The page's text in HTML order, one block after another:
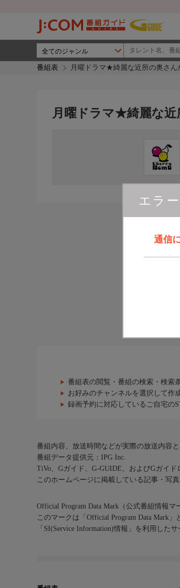
番組表 月曜ドラマ★綺麗な近所の奥さん
エラー
通信
月曜ドラマ★綺麗な近
番組表の閲覧・番組の検索・検索
お好みのチャンネルを選択して作
録画予約に対応しているご自宅の
番組内容、放送時間などが実際の放送内容
番組データ提供元：IPG Inc.
TiVo、Gガイド、G-GUIDE、およびGガイ
このホームページに掲載している記事・写
Official Program Data Mark（公式番組情報マ
このマークは「Official Program Data Mark
「SI(Service Information)情報」を利用した